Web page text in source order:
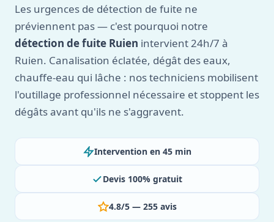
Les urgences de détection de fuite ne
préviennent pas — c'est pourquoi notre
détection de fuite Ruien intervient 24h/7 à
Ruien. Canalisation éclatée, dégât des eaux,
chauffe-eau qui lâche : nos techniciens mobilisent
l'outillage professionnel nécessaire et stoppent les
dégâts avant qu'ils ne s'aggravent.
Intervention en 45 min
Devis 100% gratuit
4.8/5 — 255 avis